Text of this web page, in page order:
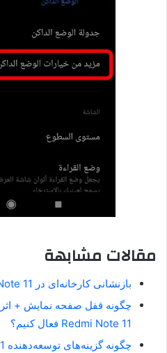
مقالات مشابهة
بازنشانی کارخانه‌ای در Xiaomi Redmi Note 11
Redmi Note 11 فعال کنیم؟